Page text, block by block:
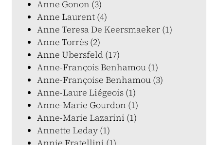
Anne Gonon (3)
Anne Laurent (4)
Anne Teresa De Keersmaeker (1)
Anne Torrès (2)
Anne Ubersfeld (17)
Anne-François Benhamou (1)
Anne-Françoise Benhamou (3)
Anne-Laure Liégeois (1)
Anne-Marie Gourdon (1)
Anne-Marie Lazarini (1)
Annette Leday (1)